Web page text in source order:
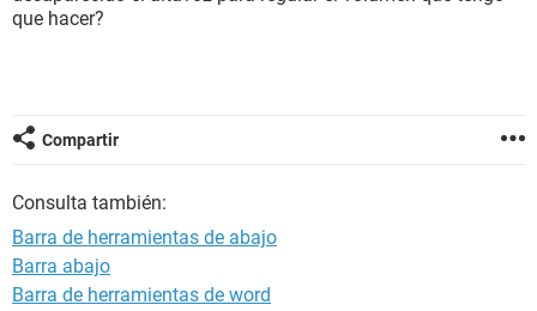
que hacer?
Compartir
Consulta también:
Barra de herramientas de abajo
Barra abajo
Barra de herramientas de word